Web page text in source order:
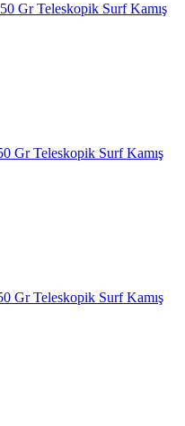
Gr Teleskopik Surf Kamış
Gr Teleskopik Surf Kamış
Gr Teleskopik Surf Kamış